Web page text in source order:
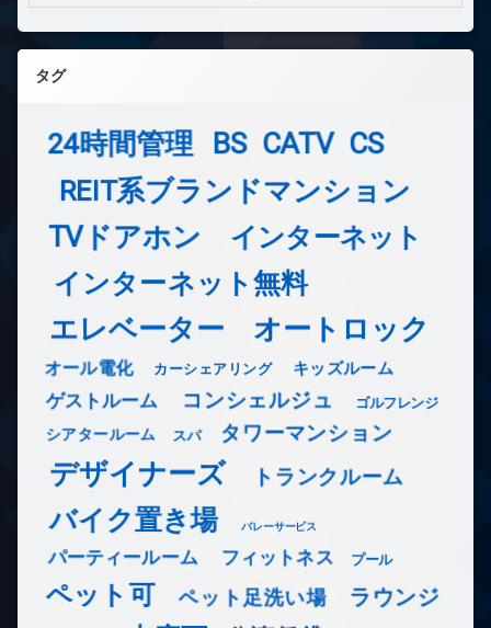
タグ
24時間管理 BS CATV CS
REIT系ブランドマンション
TVドアホン インターネット
インターネット無料
エレベーター オートロック
オール電化 カーシェアリング キッズルーム
ゲストルーム コンシェルジュ ゴルフレンジ
シアタールーム スパ タワーマンション
デザイナーズ トランクルーム
バイク置き場 バレーサービス
パーティールーム フィットネス プール
ペット可 ペット足洗い場 ラウンジ